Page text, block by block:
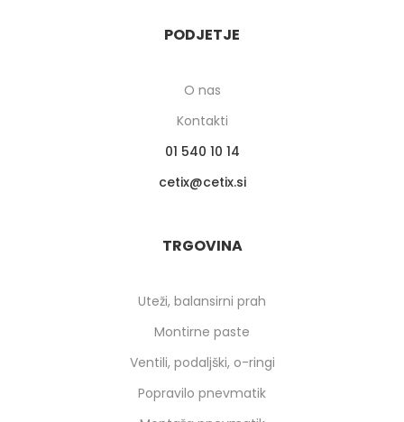
PODJETJE
O nas
Kontakti
01 540 10 14
cetix
cetix.si
TRGOVINA
Uteži, balansirni prah
Montirne paste
Ventili, podaljški, o-ringi
Popravilo pnevmatik